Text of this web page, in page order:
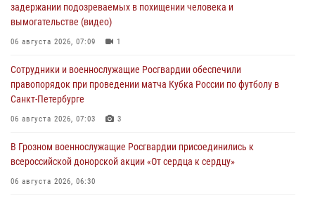
задержании подозреваемых в похищении человека и
вымогательстве (видео)
06 августа 2026, 07:09 1
Сотрудники и военнослужащие Росгвардии обеспечили
правопорядок при проведении матча Кубка России по футболу в
Санкт-Петербурге
06 августа 2026, 07:03 3
В Грозном военнослужащие Росгвардии присоединились к
всероссийской донорской акции «От сердца к сердцу»
06 августа 2026, 06:30